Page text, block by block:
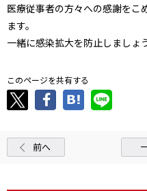
医療従事者の方々への感謝をこ
ます。
一緒に感染拡大を防止しましょ
このページを共有する
前へ